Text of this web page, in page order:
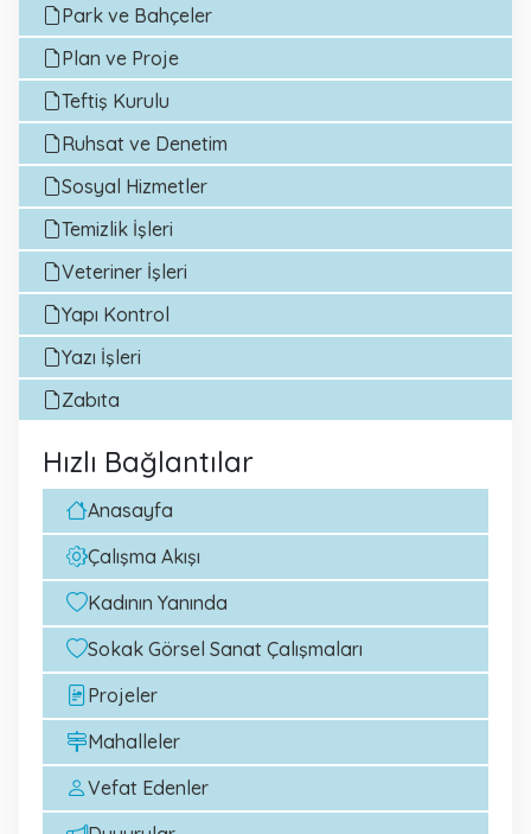
Park ve Bahçeler
Plan ve Proje
Teftiş Kurulu
Ruhsat ve Denetim
Sosyal Hizmetler
Temizlik İşleri
Veteriner İşleri
Yapı Kontrol
Yazı İşleri
Zabıta
Hızlı Bağlantılar
Anasayfa
Çalışma Akışı
Kadının Yanında
Sokak Görsel Sanat Çalışmaları
Projeler
Mahalleler
Vefat Edenler